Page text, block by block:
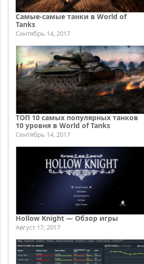
Самые-самые танки в World of
Tanks
Сентябрь 14, 2017
ТОП 10 самых популярных танков
10 уровня в World of Tanks
Сентябрь 14, 2017
Hollow Knight — Обзор игры
Август 17, 2017